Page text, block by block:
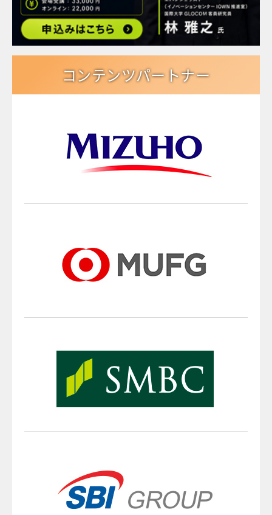
コンテンツパートナー